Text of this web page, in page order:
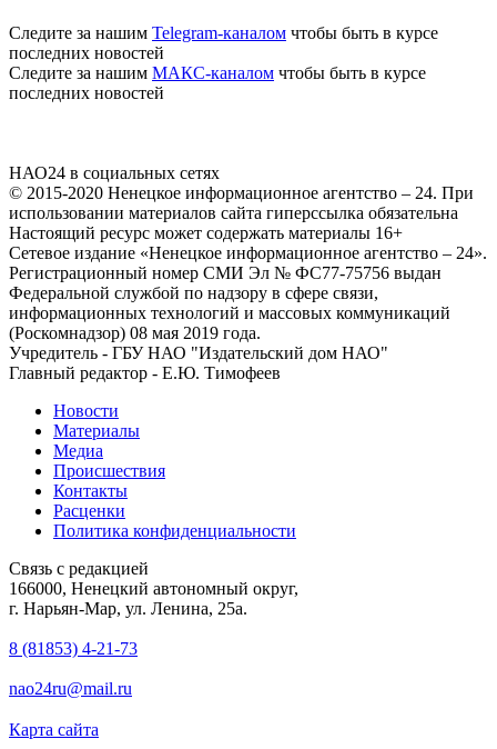
Следите за нашим Telegram-каналом чтобы быть в курсе
последних новостей
Следите за нашим МАКС-каналом чтобы быть в курсе
последних новостей
НАО24 в социальных сетях
© 2015-2020 Ненецкое информационное агентство – 24. При
использовании материалов сайта гиперссылка обязательна
Настоящий ресурс может содержать материалы 16+
Сетевое издание «Ненецкое информационное агентство – 24».
Регистрационный номер СМИ Эл № ФС77-75756 выдан
Федеральной службой по надзору в сфере связи,
информационных технологий и массовых коммуникаций
(Роскомнадзор) 08 мая 2019 года.
Учредитель - ГБУ НАО "Издательский дом НАО"
Главный редактор - Е.Ю. Тимофеев
Новости
Материалы
Медиа
Происшествия
Контакты
Расценки
Политика конфиденциальности
Связь с редакцией
166000, Ненецкий автономный округ,
г. Нарьян-Мар, ул. Ленина, 25а.
8 (81853) 4-21-73
nao24ru@mail.ru
Карта сайта